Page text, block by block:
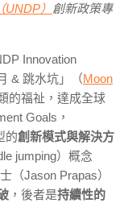
） 創新政策專
Innovation
& 跳水坑」（Moon
的福祉，達成全球
Goals，
的創新模式與解決方
jumping）概念
（Jason Prapas）
，後者是持續性的